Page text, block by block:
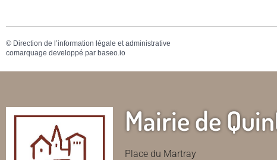
© Direction de l’information légale et administrative
comarquage developpé par baseo.io
Mairie de
Place du Martray